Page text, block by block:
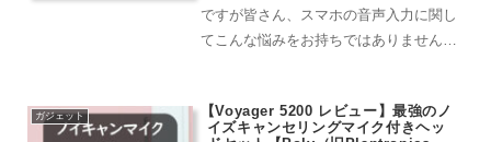
ですが皆さん、スマホの音声入力に関し
てこんな悩みをお持ちではありません
けれど、思ったよりも精度が良くなかっ
ガジェット
【Voyager 5200 レビュー】最強のノ
イズキャンセリングマイク付きヘッ